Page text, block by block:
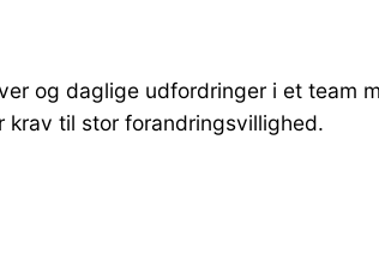
og daglige udfordringer i et team
krav til stor forandringsvillighed.